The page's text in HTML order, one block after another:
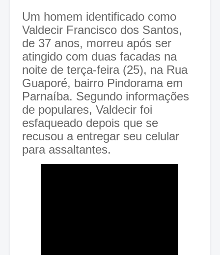
Um homem identificado como
Valdecir Francisco dos Santos,
de 37 anos, morreu após ser
atingido com duas facadas na
noite de terça-feira (25), na Rua
Guaporé, bairro Pindorama em
Parnaíba. Segundo informações
de populares, Valdecir foi
esfaqueado depois que se
recusou a entregar seu celular
para assaltantes.